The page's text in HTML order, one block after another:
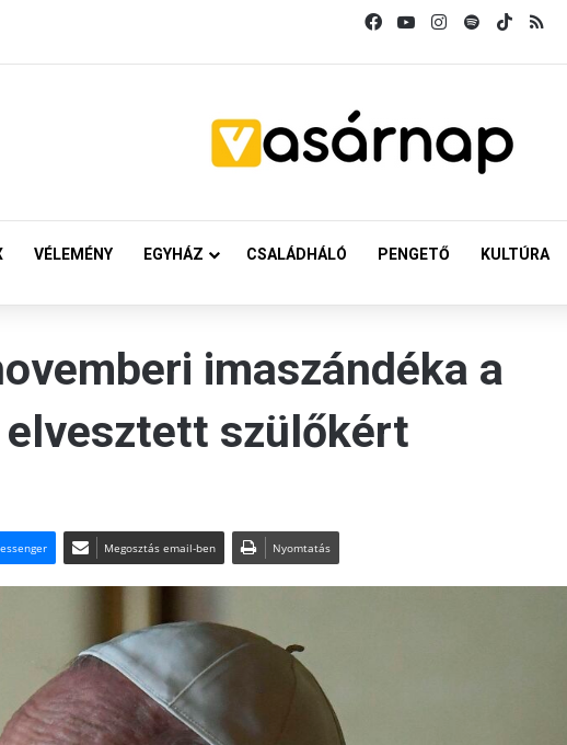
FacebookYouTubeInstagram
SpotifyTikTokRSS
VÉLEMÉNY EGYHÁZ CSALÁDHÁLÓ PENGETŐ KULTÚRA
imaszándéka a
szülőkért
Megosztás email-ben Nyomtatás